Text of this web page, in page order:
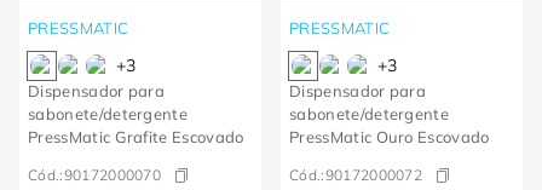
PRESSMATIC
+3
Dispensador para
sabonete/detergente
PressMatic Grafite Escovado
Cód.:90172000070
PRESSMATIC
+3
Dispensador para
sabonete/detergente
PressMatic Ouro Escovado
Cód.:90172000072